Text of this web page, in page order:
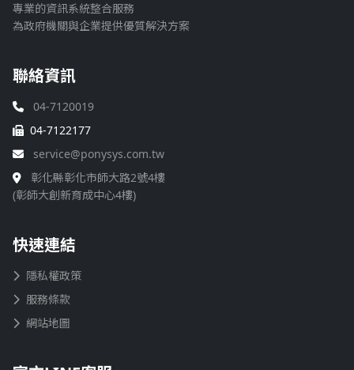
專業的資訊系統整合服務
為政府機關與企業提供優質解決方案
聯絡資訊
04-7120019
04-7122177
service@ponysys.com.tw
彰化縣彰化市師大路2號4樓
(彰師大創新育成中心4樓)
快速連結
隱私權政策
服務條款
網站地圖